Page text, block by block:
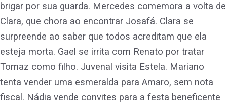
brigar por sua guarda. Mercedes comemora a volta de
Clara, que chora ao encontrar Josafá. Clara se
surpreende ao saber que todos acreditam que ela
esteja morta. Gael se irrita com Renato por tratar
Tomaz como filho. Juvenal visita Estela. Mariano
tenta vender uma esmeralda para Amaro, sem nota
fiscal. Nádia vende convites para a festa beneficente